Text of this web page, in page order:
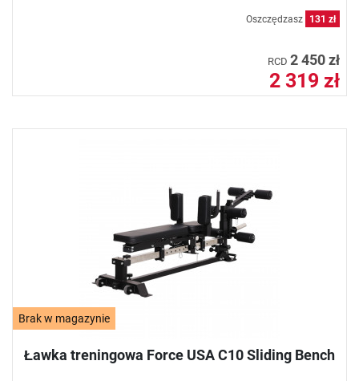
Oszczędzasz 131 zł
RCD 2 450 zł
2 319 zł
Brak w magazynie
Ławka treningowa Force USA C10 Sliding Bench